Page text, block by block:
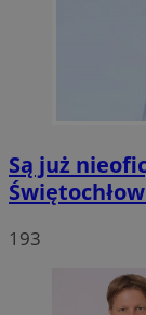
Są już
193